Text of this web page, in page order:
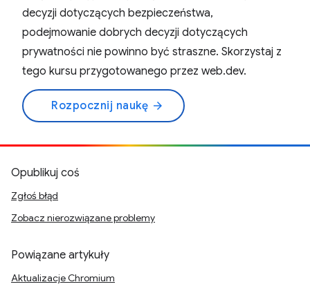
decyzji dotyczących bezpieczeństwa,
podejmowanie dobrych decyzji dotyczących
prywatności nie powinno być straszne. Skorzystaj z
tego kursu przygotowanego przez web.dev.
Rozpocznij naukę arrow_forward
Opublikuj coś
Zgłoś błąd
Zobacz nierozwiązane problemy
Powiązane artykuły
Aktualizacje Chromium